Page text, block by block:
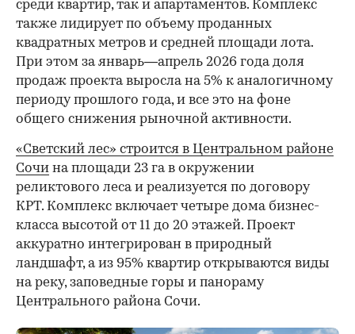
среди квартир, так и апартаментов. Комплекс
также лидирует по объему проданных
квадратных метров и средней площади лота.
При этом за январь—апрель 2026 года доля
продаж проекта выросла на 5% к аналогичному
периоду прошлого года, и все это на фоне
общего снижения рыночной активности.
«Светский лес» строится в Центральном районе
Сочи на площади 23 га в окружении
реликтового леса и реализуется по договору
КРТ. Комплекс включает четыре дома бизнес-
класса высотой от 11 до 20 этажей. Проект
аккуратно интегрирован в природный
ландшафт, а из 95% квартир открываются виды
на реку, заповедные горы и панораму
Центрального района Сочи.